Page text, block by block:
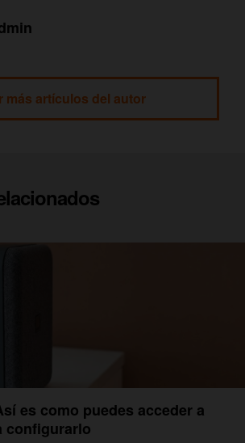
más artículos del autor
es como puedes acceder a
configurarlo